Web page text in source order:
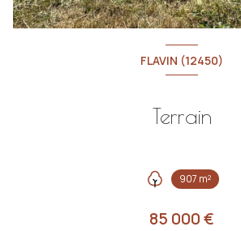
FLAVIN (12450)
Terrain
907 m²
85 000 €